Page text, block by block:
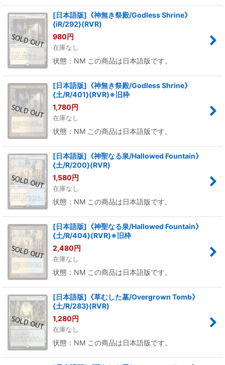
[日本語版]《神無き祭殿/Godless Shrine》
{iR/292}(RVR)
980円
在庫なし
状態：NM この商品は日本語版です。
[日本語版]《神無き祭殿/Godless Shrine》
{土/R/401}(RVR)※旧枠
1,780円
在庫なし
状態：NM この商品は日本語版です。
[日本語版]《神聖なる泉/Hallowed Fountain》
{土/R/200}(RVR)
1,580円
在庫なし
状態：NM この商品は日本語版です。
[日本語版]《神聖なる泉/Hallowed Fountain》
{土/R/404}(RVR)※旧枠
2,480円
在庫なし
状態：NM この商品は日本語版です。
[日本語版]《草むした墓/Overgrown Tomb》
{土/R/283}(RVR)
1,280円
在庫なし
状態：NM この商品は日本語版です。